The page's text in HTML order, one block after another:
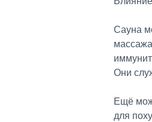
Сауна
Они
Ещё
для